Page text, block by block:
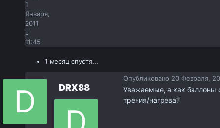
1
Января,
2011
в
11:45
1 месяц спустя...
DRX88
Опубликовано 20 Февраля,
Уважаемые, а как баллоны
трения/нагрева?